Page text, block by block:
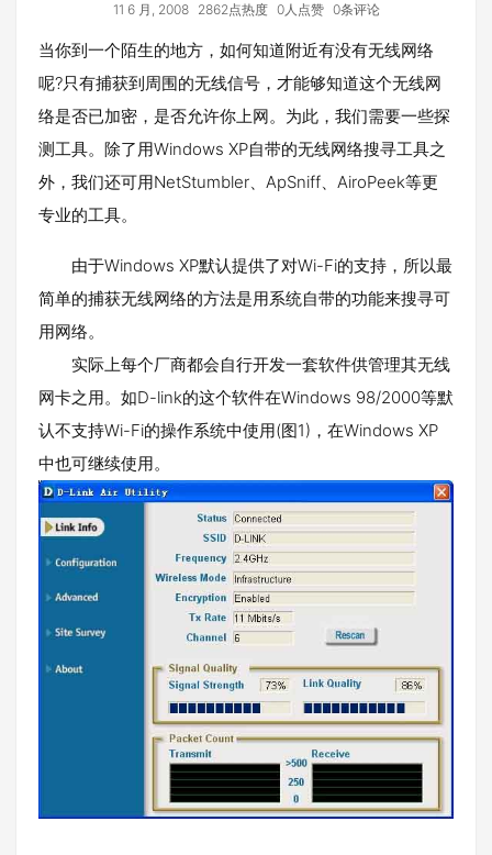
11 6 月, 2008 2862点热度 0人点赞 0条评论
当你到一个陌生的地方，如何知道附近有没有无线网络
呢?只有捕获到周围的无线信号，才能够知道这个无线网
络是否已加密，是否允许你上网。为此，我们需要一些探
测工具。除了用Windows XP自带的无线网络搜寻工具之
外，我们还可用NetStumbler、ApSniff、AiroPeek等更
专业的工具。
由于Windows XP默认提供了对Wi-Fi的支持，所以最
简单的捕获无线网络的方法是用系统自带的功能来搜寻可
用网络。
实际上每个厂商都会自行开发一套软件供管理其无线
网卡之用。如D-link的这个软件在Windows 98/2000等默
认不支持Wi-Fi的操作系统中使用(图1)，在Windows XP
中也可继续使用。